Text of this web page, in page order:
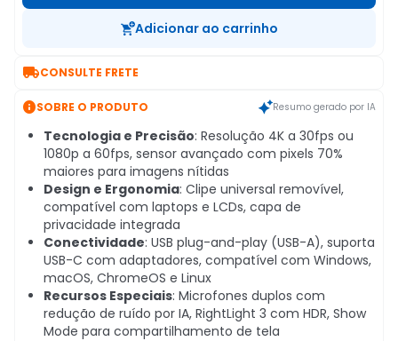
Adicionar ao carrinho
CONSULTE FRETE
SOBRE O PRODUTO Resumo gerado por IA
Tecnologia e Precisão: Resolução 4K a 30fps ou
1080p a 60fps, sensor avançado com pixels 70%
maiores para imagens nítidas
Design e Ergonomia: Clipe universal removível,
compatível com laptops e LCDs, capa de
privacidade integrada
Conectividade: USB plug-and-play (USB-A), suporta
USB-C com adaptadores, compatível com Windows,
macOS, ChromeOS e Linux
Recursos Especiais: Microfones duplos com
redução de ruído por IA, RightLight 3 com HDR, Show
Mode para compartilhamento de tela